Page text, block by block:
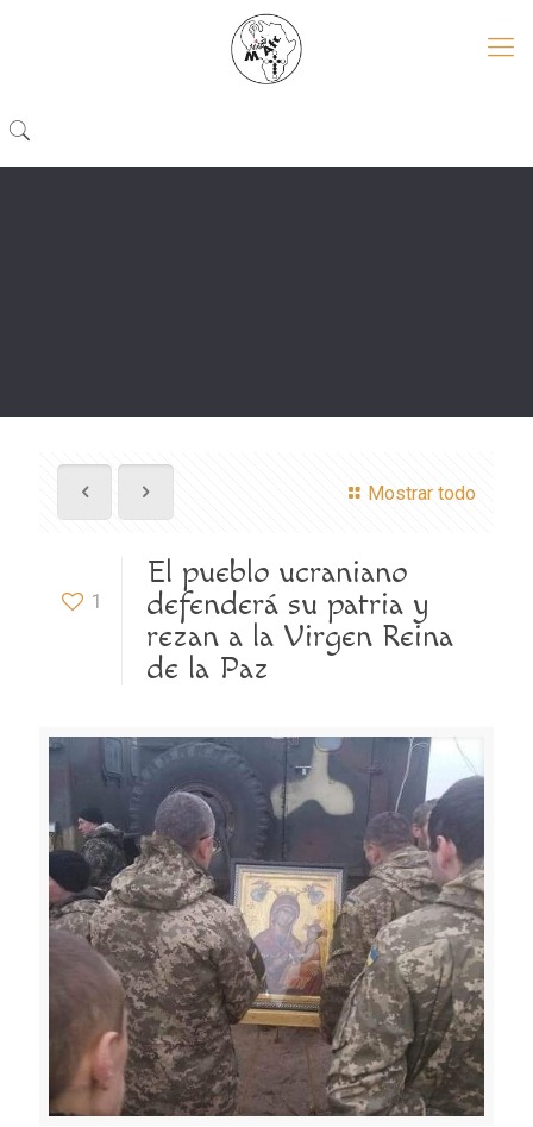
Mostrar todo
1
El pueblo ucraniano
defenderá su patria y
rezan a la Virgen Reina
de la Paz